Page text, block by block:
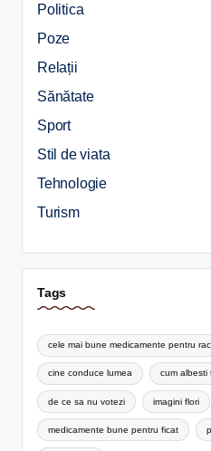
Politica
Poze
Relații
Sănătate
Sport
Stil de viata
Tehnologie
Turism
Tags
cele mai bune medicamente pentru
cine conduce lumea cum albesti
de ce sa nu votezi imagini flori
medicamente bune pentru ficat